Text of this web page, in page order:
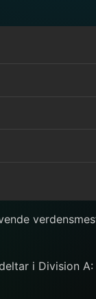
i Division A: